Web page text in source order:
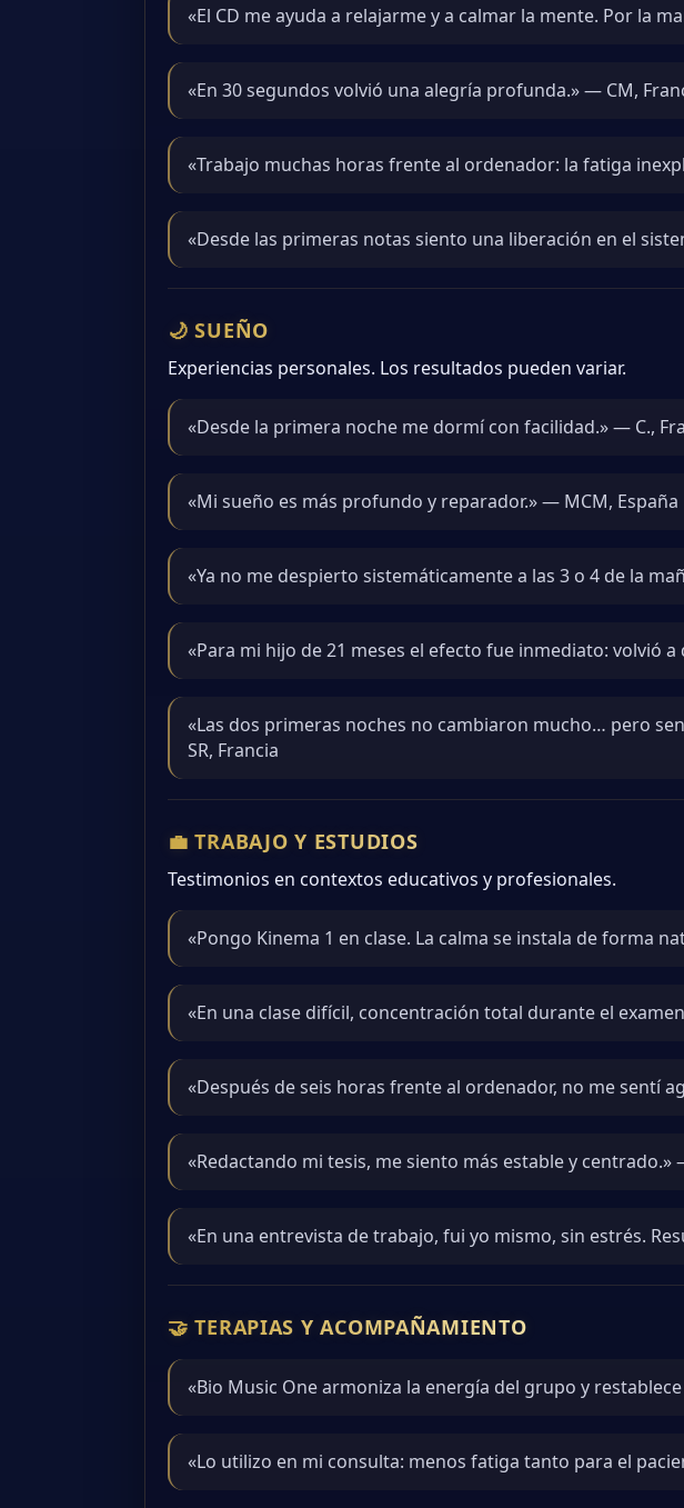
«El CD me ayuda a relajarme y a calmar la mente. Por la
«En 30 segundos volvió una alegría profunda.» — CM,
«Trabajo muchas horas frente al ordenador: la fatiga
«Desde las primeras notas siento una liberación en el
🌙 SUEÑO
Experiencias personales. Los resultados pueden variar.
«Desde la primera noche me dormí con facilidad.» — C.,
«Mi sueño es más profundo y reparador.» — MCM, España
«Ya no me despierto sistemáticamente a las 3 o 4 de la
«Para mi hijo de 21 meses el efecto fue inmediato: volvió
«Las dos primeras noches no cambiaron mucho… pero
SR, Francia
💼 TRABAJO Y ESTUDIOS
Testimonios en contextos educativos y profesionales.
«Pongo Kinema 1 en clase. La calma se instala de forma
«En una clase difícil, concentración total durante el
«Después de seis horas frente al ordenador, no me sentí
«Redactando mi tesis, me siento más estable y centrado.»
«En una entrevista de trabajo, fui yo mismo, sin estrés.
🤝 TERAPIAS Y ACOMPAÑAMIENTO
«Bio Music One armoniza la energía del grupo y
«Lo utilizo en mi consulta: menos fatiga tanto para el